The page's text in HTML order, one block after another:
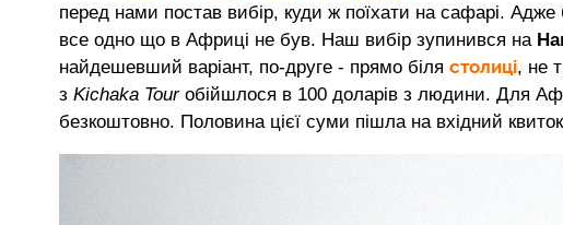
перед нами постав вибір, куди ж поїхати на сафарі.
все одно що в Африці не був. Наш вибір зупинився на
найдешевший варіант, по-друге - прямо біля столиці, не
з Kichaka Tourобійшлося в 100 доларів з людини. Для
безкоштовно. Половина цієї суми пішла на вхідний